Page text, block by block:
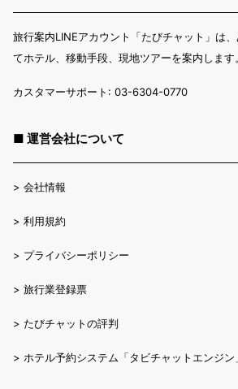
旅行案内LINEアカウント「たびチャット」は
てホテル、移動手段、現地ツアーを案内します。
カスタマーサポート: 03-6304-0770
■ 運営会社について
> 会社情報
> 利用規約
> プライバシーポリシー
> 旅行業登録票
> たびチャットの評判
> ホテル予約システム「タビチャットエンジン